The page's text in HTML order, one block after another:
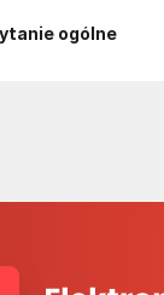
ogólne